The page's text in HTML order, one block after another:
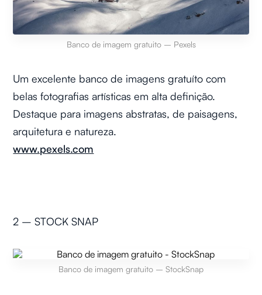
Banco de imagem gratuito – Pexels
Um excelente banco de imagens gratuíto com
belas fotografias artísticas em alta definição.
Destaque para imagens abstratas, de paisagens,
arquitetura e natureza.
www.pexels.com
2 – STOCK SNAP
Banco de imagem gratuito – StockSnap